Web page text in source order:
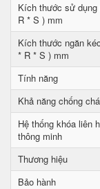
Kích thước sử dụng
R * S ) mm
Kích thước ngăn
* R * S ) mm
Tính năng
Khả năng chống
Hệ thống khóa liên
thông minh
Thương hiệu
Bảo hành